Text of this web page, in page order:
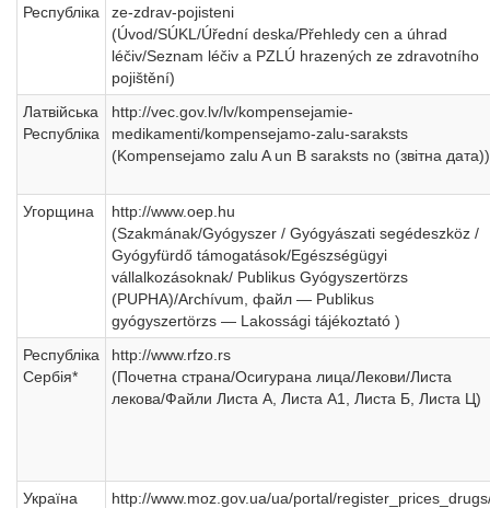
Республіка
ze-zdrav-pojisteni
(Úvod/SÚKL/Úřední deska/Přehledy cen a úhrad
léčiv/Seznam léčiv a PZLÚ hrazených ze zdravotního
pojištění)
Латвійська
Республіка
http://vec.gov.lv/lv/kompensejamie-
medikamenti/kompensejamo-zalu-saraksts
(Kompensejamo zalu A un B saraksts no (звітна дата))
Угорщина
http://www.oep.hu
(Szakmának/Gyógyszer / Gyógyászati segédeszköz /
Gyógyfürdő támogatások/Egészségügyi
vállalkozásoknak/ Publikus Gyógyszertörzs
(PUPHA)/Archívum, файл — Publikus
gyógyszertörzs — Lakossági tájékoztató )
Республіка
Сербія*
http://www.rfzo.rs
(Почетна страна/Осигурана лица/Лекови/Листа
лекова/Файли Листа А, Листа А1, Листа Б, Листа Ц)
Україна http://www.moz.gov.ua/ua/portal/